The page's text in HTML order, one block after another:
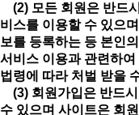
(2) 모든 회원은 반드
비스를 이용할 수 있으
보를 등록하는 등 본인
서비스 이용과 관련하여
법령에 따라 처벌 받을
(3) 회원가입은 반드
수 있으며 사이트은 회